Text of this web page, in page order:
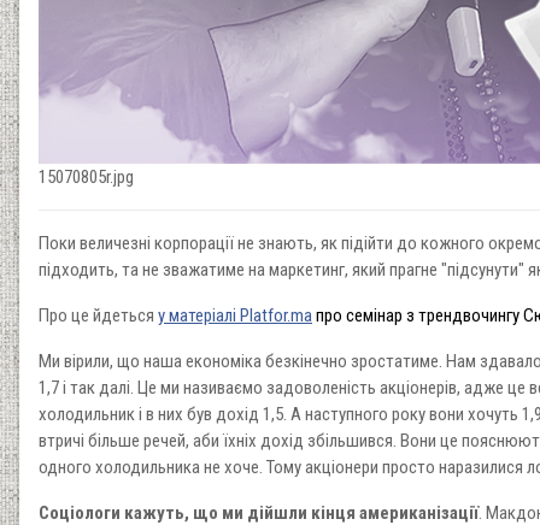
15070805r.jpg
Поки величезні корпорації не знають, як підійти до кожного
підходить, та не зважатиме на маркетинг, який прагне "підсунути"
Про це йдеться у матеріалі Platfor.maпро семінар з трендвочингу
Ми вірили, що наша економіка безкінечно зростатиме. Нам
1,7 і так далі. Це ми називаємо задоволеність акціонерів, адже
холодильник і в них був дохід 1,5. А наступного року вони хочуть
втричі більше речей, аби їхніх дохід збільшився. Вони це
одного холодильника не хоче. Тому акціонери просто наразилися
Соціологи кажуть, що ми дійшли кінця американізації.